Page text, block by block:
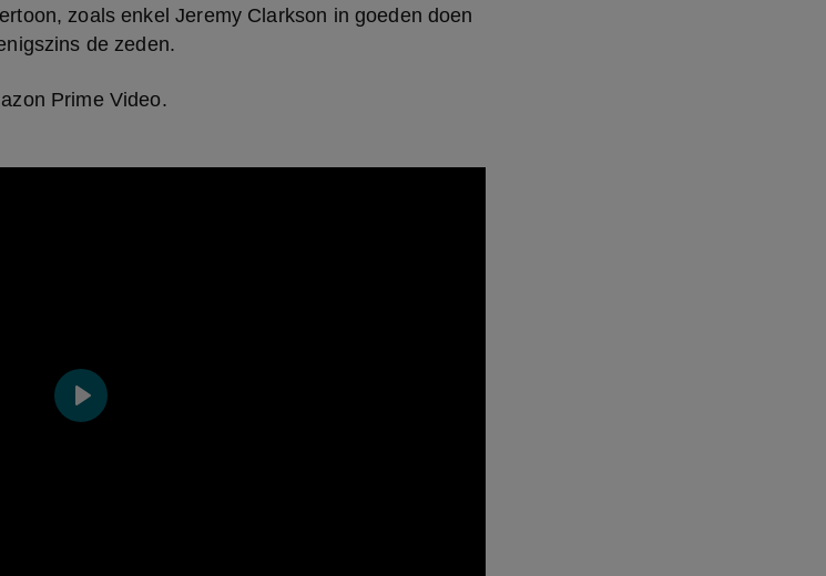
zoals enkel Jeremy Clarkson in goeden doen
de zeden.
Prime Video.
Play